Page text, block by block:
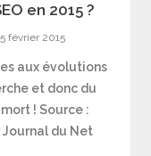
en 2015 ?
5 février 2015
aux évolutions
et donc du
mort ! Source :
du Net